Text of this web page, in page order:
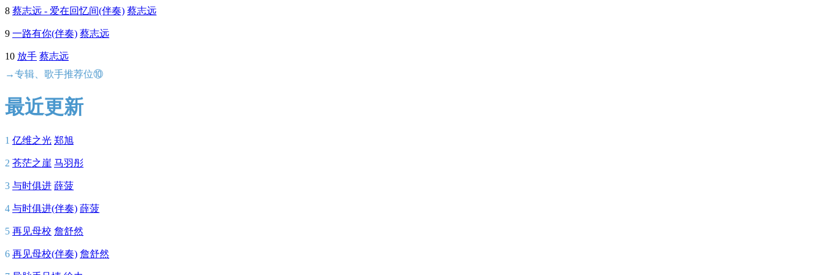
8 蔡志远 - 爱在回忆间(伴奏) 蔡志远
9 一路有你(伴奏) 蔡志远
10 放手 蔡志远
→专辑、歌手推荐位⑩
最近更新
1 亿维之光 郑旭
2 苍茫之崖 马羽彤
3 与时俱进 薛菠
4 与时俱进(伴奏) 薛菠
5 再见母校 詹舒然
6 再见母校(伴奏) 詹舒然